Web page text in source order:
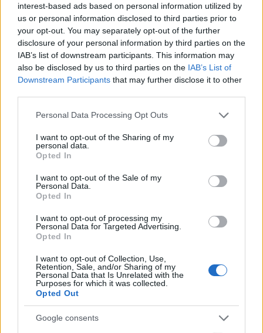
interest-based ads based on personal information utilized by
us or personal information disclosed to third parties prior to
your opt-out. You may separately opt-out of the further
disclosure of your personal information by third parties on the
IAB’s list of downstream participants. This information may
also be disclosed by us to third parties on the IAB’s List of
Downstream Participants that may further disclose it to other
Please note that this website/app uses one or more Google
not limited to your visit or usage behaviour. You may click to
grant or deny consent to Google and its third-party tags to
use your data for below specified purposes in below Google
consent section.
Personal Data Processing Opt Outs
I want to opt-out of the Sharing of my
personal data.
Opted In
I want to opt-out of the Sale of my
Personal Data.
Opted In
I want to opt-out of processing my
Personal Data for Targeted Advertising.
Opted In
I want to opt-out of Collection, Use,
Retention, Sale, and/or Sharing of my
Personal Data that Is Unrelated with the
Purposes for which it was collected.
Opted Out
Google consents
Hugert Alex•2025. december 21.
tökéletes recept a bűntudatra: ha tanulsz, sajnálod
magad, amiért kimaradsz a jóból, ha pedig pihensz,